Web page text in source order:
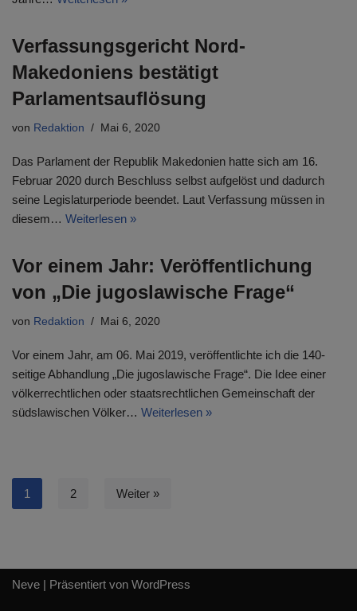
Verfassungsgericht Nord-
Makedoniens bestätigt
Parlamentsauflösung
von Redaktion Mai 6, 2020
Das Parlament der Republik Makedonien hatte sich am 16.
Februar 2020 durch Beschluss selbst aufgelöst und dadurch
seine Legislaturperiode beendet. Laut Verfassung müssen in
diesem… Weiterlesen »
Vor einem Jahr: Veröffentlichung
von „Die jugoslawische Frage“
von Redaktion Mai 6, 2020
Vor einem Jahr, am 06. Mai 2019, veröffentlichte ich die 140-
seitige Abhandlung „Die jugoslawische Frage“. Die Idee einer
völkerrechtlichen oder staatsrechtlichen Gemeinschaft der
südslawischen Völker… Weiterlesen »
1 2 Weiter »
Neve | Präsentiert von WordPress